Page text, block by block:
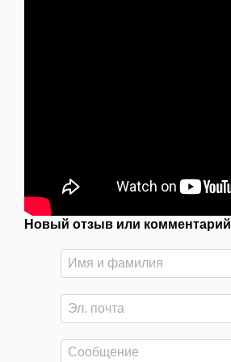
Новый отзыв или комментарий